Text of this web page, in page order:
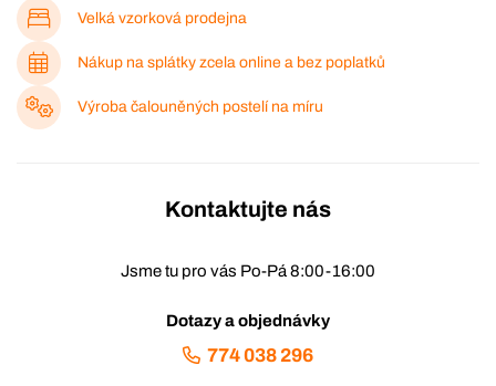
Velká vzorková prodejna
Nákup na splátky zcela online a bez poplatků
Výroba čalouněných postelí na míru
Kontaktujte nás
Jsme tu pro vás Po-Pá 8:00-16:00
Dotazy a objednávky
774 038 296